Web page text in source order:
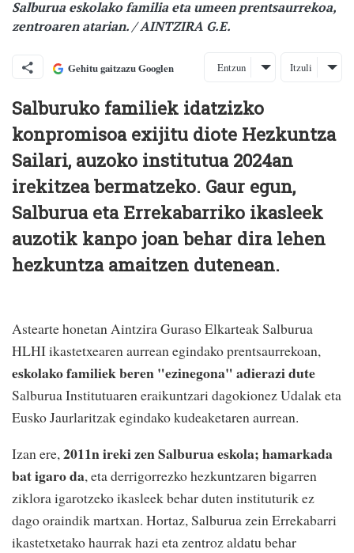
Salburua eskolako familia eta umeen prentsaurrekoa,
zentroaren atarian. / AINTZIRA G.E.
Gehitu gaitzazu Googlen Entzun Itzuli
Salburuko familiek idatzizko
konpromisoa exijitu diote Hezkuntza
Sailari, auzoko institutua 2024an
irekitzea bermatzeko. Gaur egun,
Salburua eta Errekabarriko ikasleek
auzotik kanpo joan behar dira lehen
hezkuntza amaitzen dutenean.
Astearte honetan Aintzira Guraso Elkarteak Salburua
HLHI ikastetxearen aurrean egindako prentsaurrekoan,
eskolako familiek beren "ezinegona" adierazi dute
Salburua Institutuaren eraikuntzari dagokionez Udalak eta
Eusko Jaurlaritzak egindako kudeaketaren aurrean.
Izan ere, 2011n ireki zen Salburua eskola; hamarkada
bat igaro da, eta derrigorrezko hezkuntzaren bigarren
ziklora igarotzeko ikasleek behar duten instituturik ez
dago oraindik martxan. Hortaz, Salburua zein Errekabarri
ikastetxetako haurrak hazi eta zentroz aldatu behar